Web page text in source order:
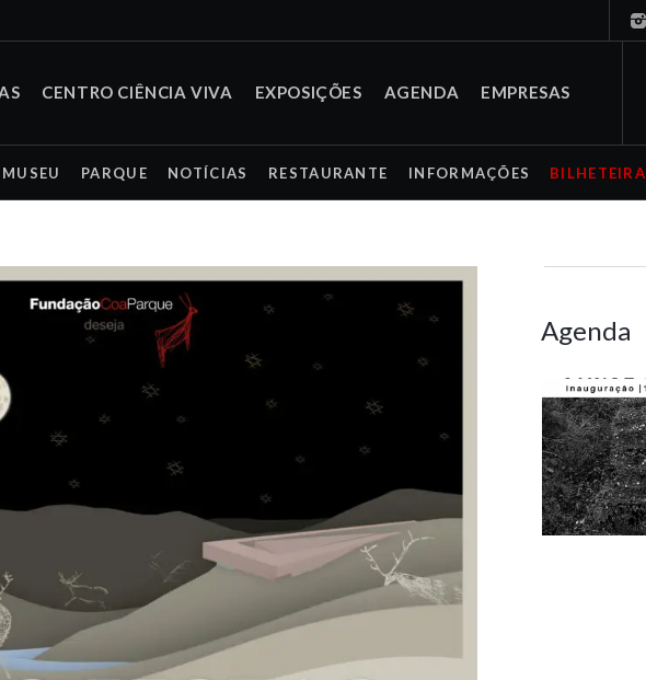
CENTRO CIÊNCIA VIVA EXPOSIÇÕES AGENDA EMPRESAS
MUSEU PARQUE NOTÍCIAS RESTAURANTE INFORMAÇÕES BILHETEIRA
Agenda